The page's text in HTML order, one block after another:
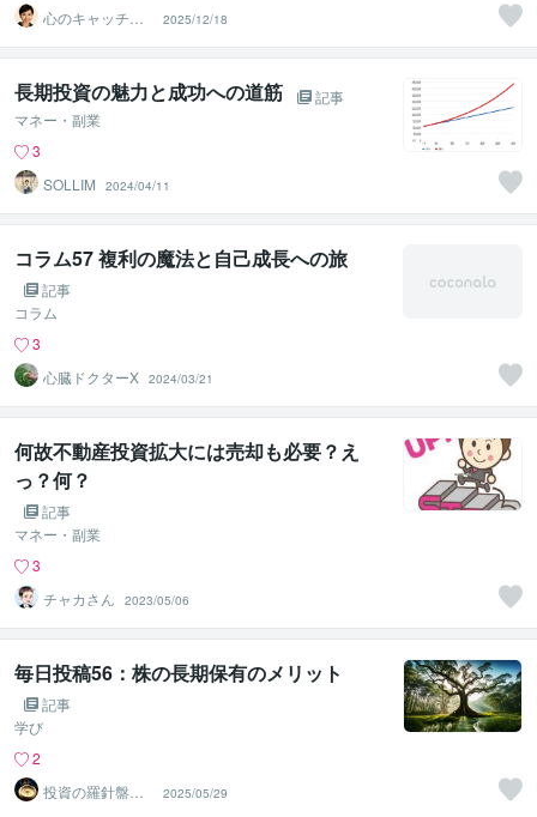
心のキャッチボ
ール・ セラピス
ト まどか
2025/12/18
長期投資の魅力と成功への道筋
記事
マネー・副業
3
SOLLIM
2024/04/11
コラム57 複利の魔法と自己成長への旅
記事
コラム
3
心臓ドクターX 2024/03/21
何故不動産投資拡大には売却も必要？え
っ？何？
記事
マネー・副業
3
チャカさん
2023/05/06
毎日投稿56：株の長期保有のメリット
記事
学び
2
投資の羅針盤＠F
IRE案内人
2025/05/29